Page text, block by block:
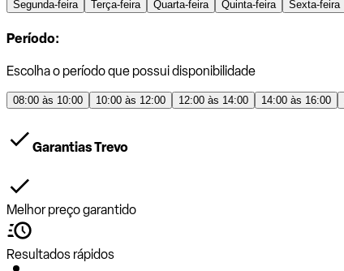
Segunda-feira Terça-feira Quarta-feira Quinta-feira Sexta-feira
Período:
Escolha o período que possui disponibilidade
08:00 às 10:00 10:00 às 12:00 12:00 às 14:00 14:00 às 16:00
Garantias Trevo
Melhor preço garantido
Resultados rápidos